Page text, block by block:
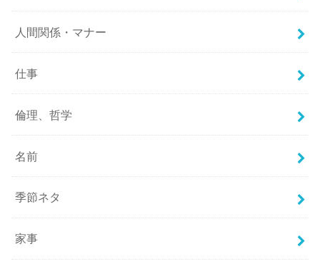
人間関係・マナー
仕事
倫理、哲学
名前
季節ネタ
家事